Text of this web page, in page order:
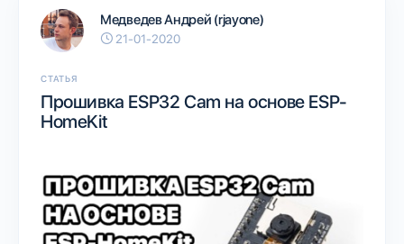
Медведев Андрей (rjayone)
21-01-2020
СТАТЬЯ
Прошивка ESP32 Cam на основе ESP-
HomeKit